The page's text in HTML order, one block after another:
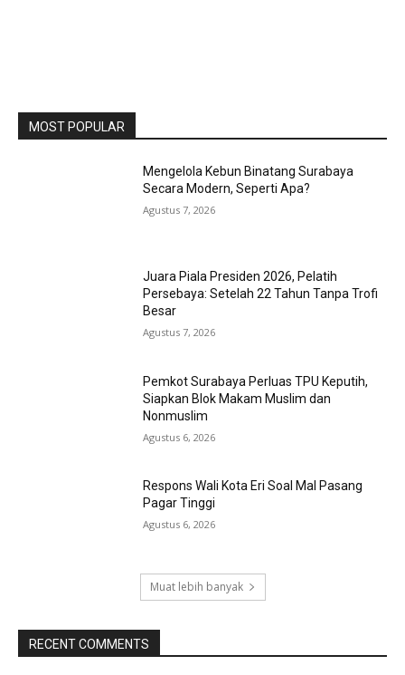
MOST POPULAR
Mengelola Kebun Binatang Surabaya
Secara Modern, Seperti Apa?
Agustus 7, 2026
Juara Piala Presiden 2026, Pelatih
Persebaya: Setelah 22 Tahun Tanpa Trofi
Besar
Agustus 7, 2026
Pemkot Surabaya Perluas TPU Keputih,
Siapkan Blok Makam Muslim dan
Nonmuslim
Agustus 6, 2026
Respons Wali Kota Eri Soal Mal Pasang
Pagar Tinggi
Agustus 6, 2026
Muat lebih banyak
RECENT COMMENTS